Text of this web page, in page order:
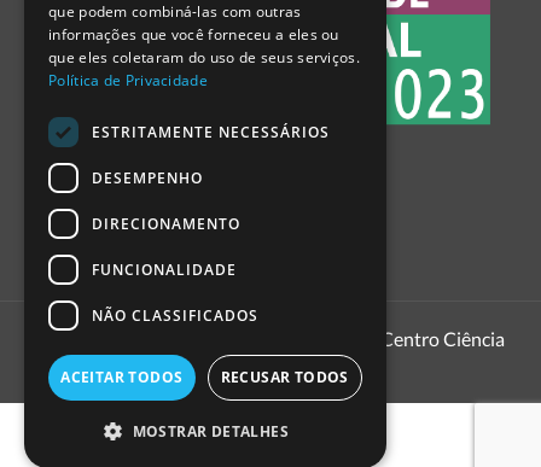
1999 - 2026
Pavilhão do Conhecimento | Centro Ciência
que podem combiná-las com outras
informações que você forneceu a eles ou
que eles coletaram do uso de seus serviços.
Política de Privacidade
ESTRITAMENTE NECESSÁRIOS
DESEMPENHO
DIRECIONAMENTO
FUNCIONALIDADE
NÃO CLASSIFICADOS
ACEITAR TODOS RECUSAR TODOS
MOSTRAR DETALHES